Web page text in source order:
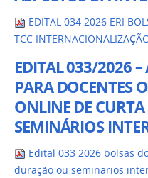
EDITAL 034 2026 ERI
TCC
EDITAL 033/2026
PARA DOCENTES
ONLINE DE
SEMINÁRIOS
Edital 033 2026 bolsas
duração ou seminarios